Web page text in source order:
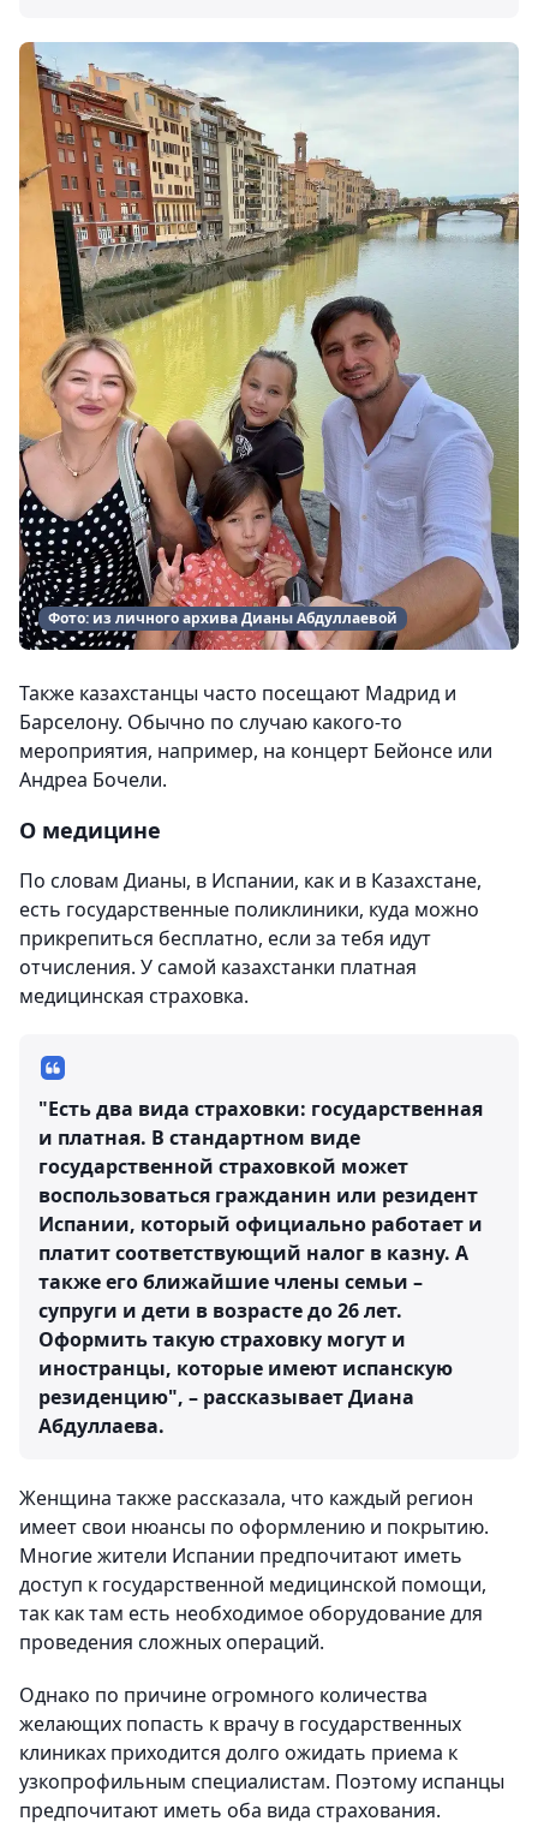
Фото: из личного архива Дианы Абдуллаевой
Также казахстанцы часто посещают Мадрид и
Барселону. Обычно по случаю какого-то
мероприятия, например, на концерт Бейонсе или
Андреа Бочели.
О медицине
По словам Дианы, в Испании, как и в Казахстане,
есть государственные поликлиники, куда можно
прикрепиться бесплатно, если за тебя идут
отчисления. У самой казахстанки платная
медицинская страховка.
"Есть два вида страховки: государственная
и платная. В стандартном виде
государственной страховкой может
воспользоваться гражданин или резидент
Испании, который официально работает и
платит соответствующий налог в казну. А
также его ближайшие члены семьи –
супруги и дети в возрасте до 26 лет.
Оформить такую страховку могут и
иностранцы, которые имеют испанскую
резиденцию", – рассказывает Диана
Абдуллаева.
Женщина также рассказала, что каждый регион
имеет свои нюансы по оформлению и покрытию.
Многие жители Испании предпочитают иметь
доступ к государственной медицинской помощи,
так как там есть необходимое оборудование для
проведения сложных операций.
Однако по причине огромного количества
желающих попасть к врачу в государственных
клиниках приходится долго ожидать приема к
узкопрофильным специалистам. Поэтому испанцы
предпочитают иметь оба вида страхования.